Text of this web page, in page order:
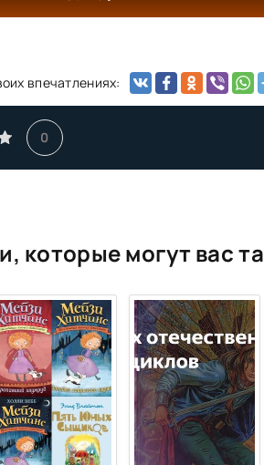
впечатлениях:
0
которые могут вас